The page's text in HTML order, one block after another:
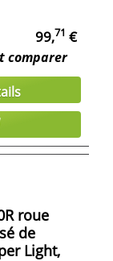
99,71 €
comparer
roue
de
Light,